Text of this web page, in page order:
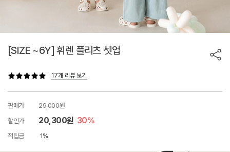
[SIZE ~6Y] 휘렌 플리츠 셋업
17개 리뷰 보기
판매가
29,000원
할인가
20,300원 30%
적립금 1%